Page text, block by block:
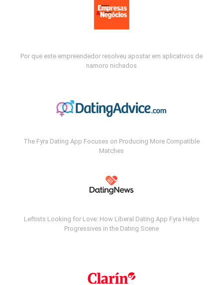
Por que este empreendedor resolveu apostar em aplicativos de
namoro nichados
The Fyra Dating App Focuses on Producing More Compatible
Matches
Leftists Looking for Love: How Liberal Dating App Fyra Helps
Progressives in the Dating Scene